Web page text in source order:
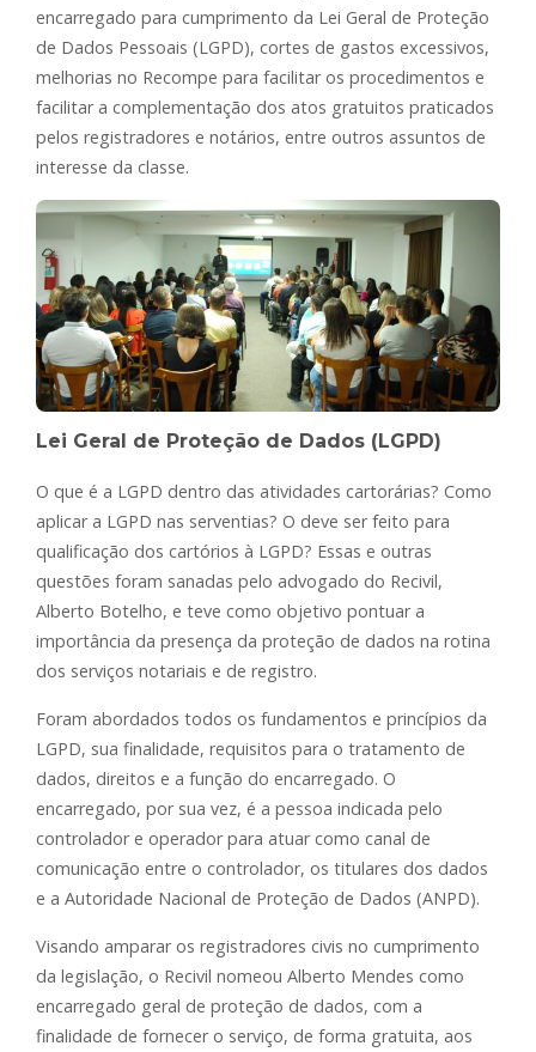
encarregado para cumprimento da Lei Geral de Proteção
de Dados Pessoais (LGPD), cortes de gastos excessivos,
melhorias no Recompe para facilitar os procedimentos e
facilitar a complementação dos atos gratuitos praticados
pelos registradores e notários, entre outros assuntos de
interesse da classe.
Lei Geral de Proteção de Dados (LGPD)
O que é a LGPD dentro das atividades cartorárias? Como
aplicar a LGPD nas serventias? O deve ser feito para
qualificação dos cartórios à LGPD? Essas e outras
questões foram sanadas pelo advogado do Recivil,
Alberto Botelho, e teve como objetivo pontuar a
importância da presença da proteção de dados na rotina
dos serviços notariais e de registro.
Foram abordados todos os fundamentos e princípios da
LGPD, sua finalidade, requisitos para o tratamento de
dados, direitos e a função do encarregado. O
encarregado, por sua vez, é a pessoa indicada pelo
controlador e operador para atuar como canal de
comunicação entre o controlador, os titulares dos dados
e a Autoridade Nacional de Proteção de Dados (ANPD).
Visando amparar os registradores civis no cumprimento
da legislação, o Recivil nomeou Alberto Mendes como
encarregado geral de proteção de dados, com a
finalidade de fornecer o serviço, de forma gratuita, aos